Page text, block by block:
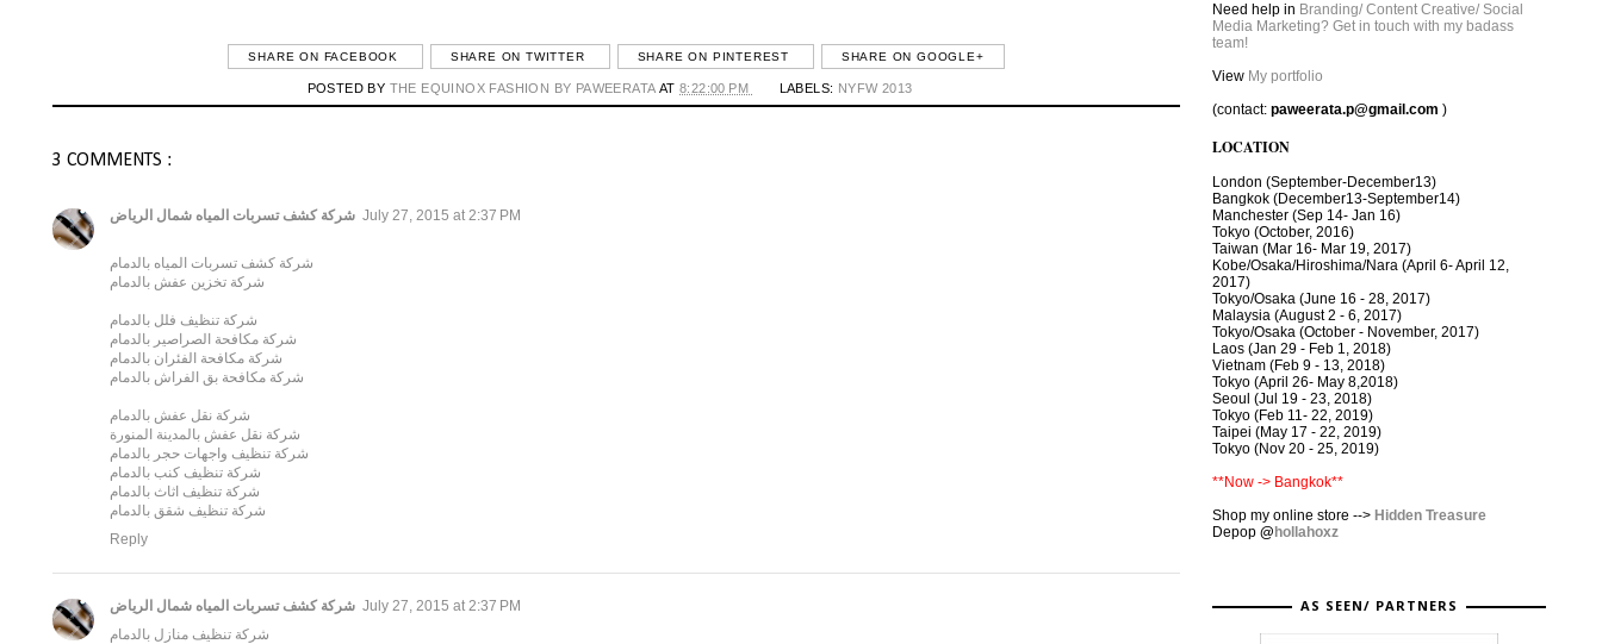
SHARE ON FACEBOOK SHARE ON TWITTER SHARE ON PINTEREST SHARE ON GOOGLE+
POSTED BY THE EQUINOX FASHION BY PAWEERATA AT8:22:00 PM LABELS: NYFW 2013
3 COMMENTS :
شركة كشف تسربات المياه شمال الرياض July 27, 2015 at 2:37 PM
شركة كشف تسربات المياه بالدمام
شركة تخزين عفش بالدمام
شركة تنظيف فلل بالدمام
شركة مكافحة الصراصير بالدمام
شركة مكافحة الفئران بالدمام
شركة مكافحة بق الفراش بالدمام
شركة نقل عفش بالدمام
شركة نقل عفش بالمدينة المنورة
شركة تنظيف واجهات حجر بالدمام
شركة تنظيف كنب بالدمام
شركة تنظيف اثاث بالدمام
شركة تنظيف شقق بالدمام
Reply
شركة كشف تسربات المياه شمال الرياض July 27, 2015 at 2:37 PM
شركة تنظيف منازل بالدمام
Need help in Branding/ Content Creative/ Social
Media Marketing? Get in touch with my badass
team!
View My portfolio
(contact: paweerata.p@gmail.com )
LOCATION
London (September-December13)
Bangkok (December13-September14)
Manchester (Sep 14- Jan 16)
Tokyo (October, 2016)
Taiwan (Mar 16- Mar 19, 2017)
Kobe/Osaka/Hiroshima/Nara (April 6- April 12,
2017)
Tokyo/Osaka (June 16 - 28, 2017)
Malaysia (August 2 - 6, 2017)
Tokyo/Osaka (October - November, 2017)
Laos (Jan 29 - Feb 1, 2018)
Vietnam (Feb 9 - 13, 2018)
Tokyo (April 26- May 8,2018)
Seoul (Jul 19 - 23, 2018)
Tokyo (Feb 11- 22, 2019)
Taipei (May 17 - 22, 2019)
Tokyo (Nov 20 - 25, 2019)
**Now -> Bangkok**
Shop my online store --> Hidden Treasure
Depop @ hollahoxz
AS SEEN/ PARTNERS